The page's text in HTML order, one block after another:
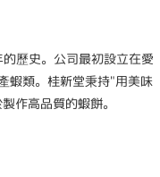
歷史。公司最初設立在愛
蝦類。桂新堂秉持"用美味
作高品質的蝦餅。